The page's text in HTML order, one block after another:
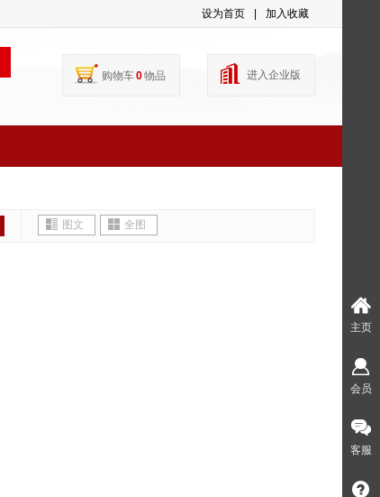
设为首页 加入收藏
购物车0物品 进入企业版
图文 全图
主页
会员
客服